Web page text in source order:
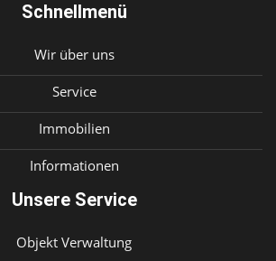
Schnellmenü
Wir über uns
Service
Immobilien
Informationen
Unsere Service
Objekt Verwaltung